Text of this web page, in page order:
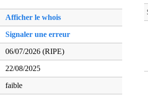
Afficher le whois
Signaler une erreur
06/07/2026 (RIPE)
22/08/2025
faible